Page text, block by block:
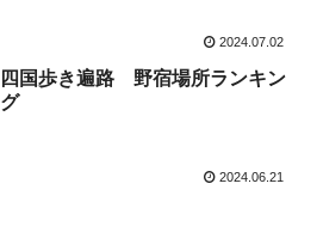
2024.07.02
四国歩き遍路 野宿場所ランキン
グ
2024.06.21